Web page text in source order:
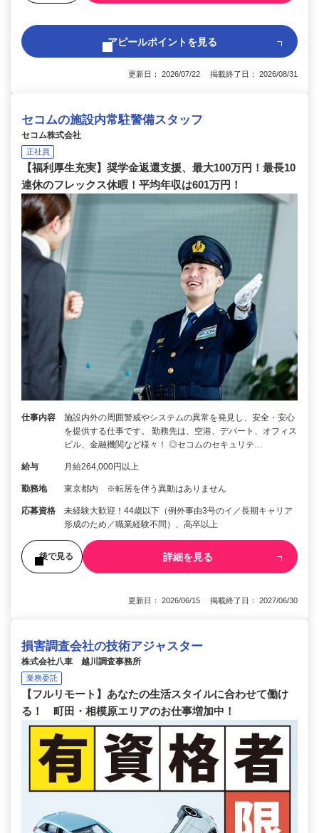
アピールポイントを見る
更新日： 2026/07/22 掲載終了日： 2026/08/31
セコムの施設内常駐警備スタッフ
セコム株式会社
正社員
【福利厚生充実】奨学金返還支援、最大100万円！最長10
連休のフレックス休暇！平均年収は601万円！
仕事内容
施設内外の周囲警戒やシステムの異常を発見し、安全・安心
を提供する仕事です。 勤務先は、空港、デパート、オフィス
ビル、金融機関など様々！ ◎セコムのセキュリテ…
給与 月給264,000円以上
勤務地 東京都内 ※転居を伴う異動はありません
応募資格
未経験大歓迎！44歳以下（例外事由3号のイ／長期キャリア
形成のため／職業経験不問）、高卒以上
後で見る 詳細を見る
更新日： 2026/06/15 掲載終了日： 2027/06/30
損害調査会社の技術アジャスター
株式会社八車 越川調査事務所
業務委託
【フルリモート】あなたの生活スタイルに合わせて働け
る！ 町田・相模原エリアのお仕事増加中！